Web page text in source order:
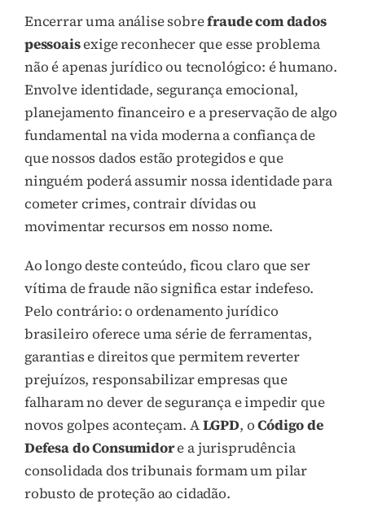
Encerrar uma análise sobrefraude com dados
pessoaisexige reconhecer que esse problema
não é apenas jurídico ou tecnológico: é humano.
Envolve identidade, segurança emocional,
planejamento financeiro e a preservação de algo
fundamental na vida moderna a confiança de
que nossos dados estão protegidos e que
ninguém poderá assumir nossa identidade para
cometer crimes, contrair dívidas ou
movimentar recursos em nosso nome.
Ao longo deste conteúdo, ficou claro que ser
vítima de fraude não significa estar indefeso.
Pelo contrário: o ordenamento jurídico
brasileiro oferece uma série de ferramentas,
garantias e direitos que permitem reverter
prejuízos, responsabilizar empresas que
falharam no dever de segurança e impedir que
novos golpes aconteçam. ALGPD, oCódigo de
Defesa do Consumidore a jurisprudência
consolidada dos tribunais formam um pilar
robusto de proteção ao cidadão.